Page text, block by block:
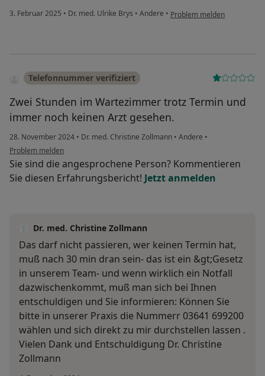
3. Februar 2025 • Dr. med. Ulrike Brys • Andere • Problem melden
Telefonnummer verifiziert
Zwei Stunden im Wartezimmer trotz Termin und
immer noch keinen Arzt gesehen.
28. November 2024 • Dr. med. Christine Zollmann • Andere •
Problem melden
Sie sind die angesprochene Person? Kommentieren
Sie diesen Erfahrungsbericht! Jetzt anmelden
Dr. med. Christine Zollmann
Das darf nicht passieren, wer keinen Termin hat,
muß nach 30 min dran sein- das ist ein &gt;Gesetz
in unserem Team- und wenn wirklich ein Notfall
dazwischenkommt, muß man sich bei Ihnen
entschuldigen und Sie informieren: Können Sie
bitte in unserer Praxis die Nummerr 03641 699200
wählen und sich direkt zu mir durchstellen lassen .
Vielen Dank und Entschuldigung Dr. Christine
Zollmann